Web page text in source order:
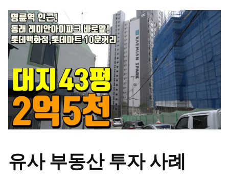
유사 부동산 투자 사례